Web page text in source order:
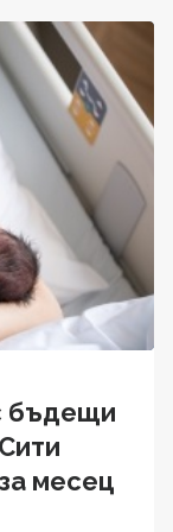
бъдещи
месец